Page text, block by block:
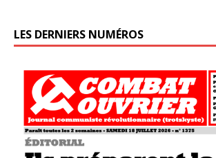
LES DERNIERS NUMÉROS